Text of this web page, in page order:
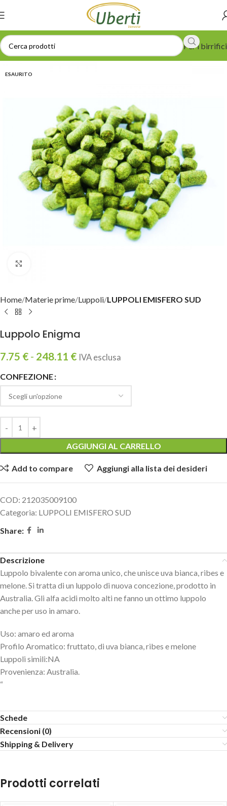
Per i birrifici
ESAURITO
Home Materie prime Luppoli LUPPOLI EMISFERO SUD
Luppolo Enigma
7.75 € - 248.11 € IVA esclusa
CONFEZIONE
AGGIUNGI AL CARRELLO
Add to compare Aggiungi alla lista dei desideri
COD: 212035009100
Categoria: LUPPOLI EMISFERO SUD
Share:
Descrizione
Luppolo bivalente con aroma unico, che unisce uva bianca, ribes e
melone. Si tratta di un luppolo di nuova concezione, prodotto in
Australia. Gli alfa acidi molto alti ne fanno un ottimo luppolo
anche per uso in amaro.
Uso: amaro ed aroma
Profilo Aromatico: fruttato, di uva bianca, ribes e melone
Luppoli simili:NA
Provenienza: Australia.
“
Schede
Recensioni (0)
Shipping & Delivery
Prodotti correlati